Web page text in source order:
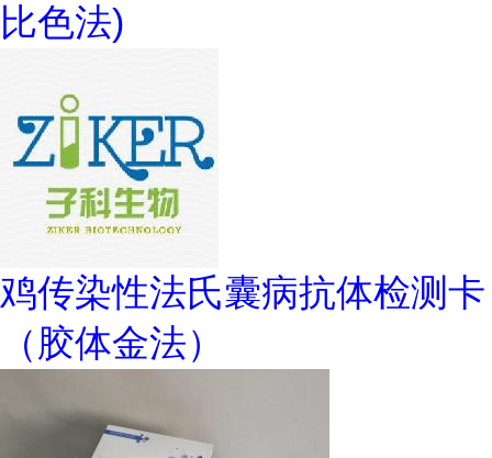
比色法)
鸡传染性法氏囊病抗体检测卡
（胶体金法）